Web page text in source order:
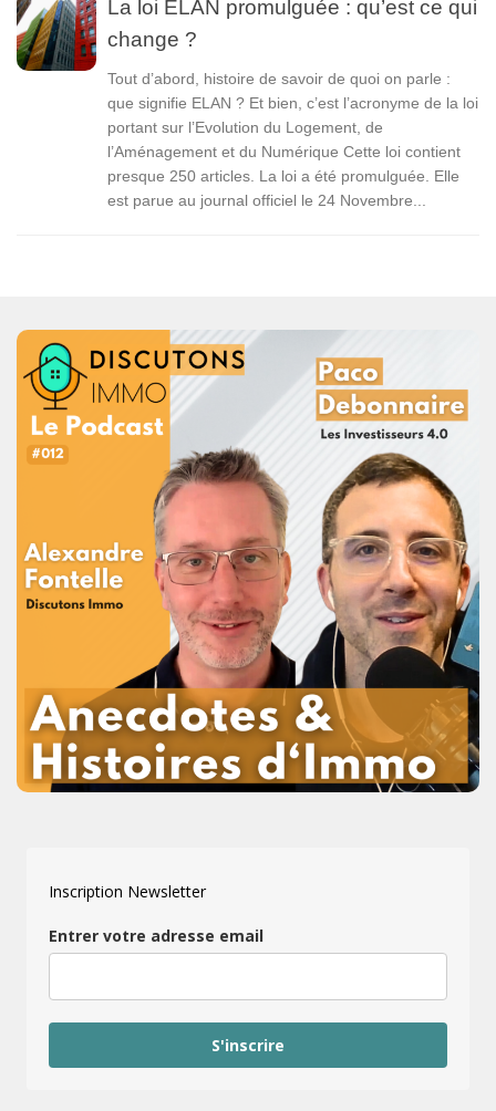
La loi ELAN promulguée : qu’est ce qui
change ?
Tout d’abord, histoire de savoir de quoi on parle :
que signifie ELAN ? Et bien, c’est l’acronyme de la loi
portant sur l’Evolution du Logement, de
l’Aménagement et du Numérique Cette loi contient
presque 250 articles. La loi a été promulguée. Elle
est parue au journal officiel le 24 Novembre...
Inscription Newsletter
Entrer votre adresse email
S'inscrire